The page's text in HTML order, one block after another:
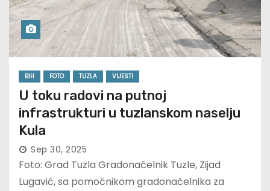
BIH FOTO TUZLA VIJESTI
U toku radovi na putnoj
infrastrukturi u tuzlanskom naselju
Kula
Sep 30, 2025
Foto: Grad Tuzla Gradonačelnik Tuzle, Zijad
Lugavić, sa pomoćnikom gradonačelnika za